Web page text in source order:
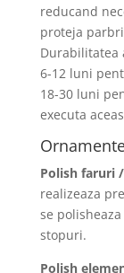
reducand
proteja
Durabilitatea
6-12 luni
18-30 luni
executa
Polish faruri
realizeaza
se
stopuri.
Polish